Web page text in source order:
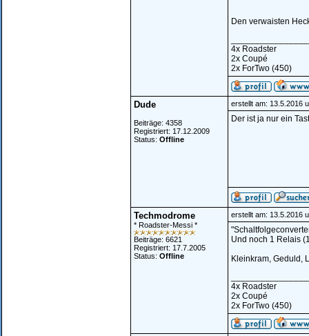
Den verwaisten
4x Roadster
2x Coupé
2x ForTwo (450)
Dude
Beiträge: 4358
Registriert: 17.12.2009
Status: Offline
erstellt am: 13.5.2016
Der ist ja nur ein
Techmodrome
* Roadster-Messi *
Beiträge: 6621
Registriert: 17.7.2005
Status: Offline
erstellt am: 13.5.2016
Und noch 1 Relais
Kleinkram, Geduld,
4x Roadster
2x Coupé
2x ForTwo (450)